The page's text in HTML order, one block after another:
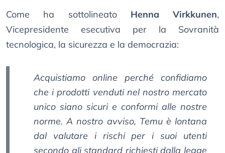
Come ha sottolineato Henna Virkkunen,
Vicepresidente esecutiva per la Sovranità
tecnologica, la sicurezza e la democrazia:
Acquistiamo online perché confidiamo
che i prodotti venduti nel nostro mercato
unico siano sicuri e conformi alle nostre
norme. A nostro avviso, Temu è lontana
dal valutare i rischi per i suoi utenti
secondo gli standard richiesti dalla legge